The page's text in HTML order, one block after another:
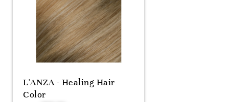
L'ANZA - Healing Hair
Color